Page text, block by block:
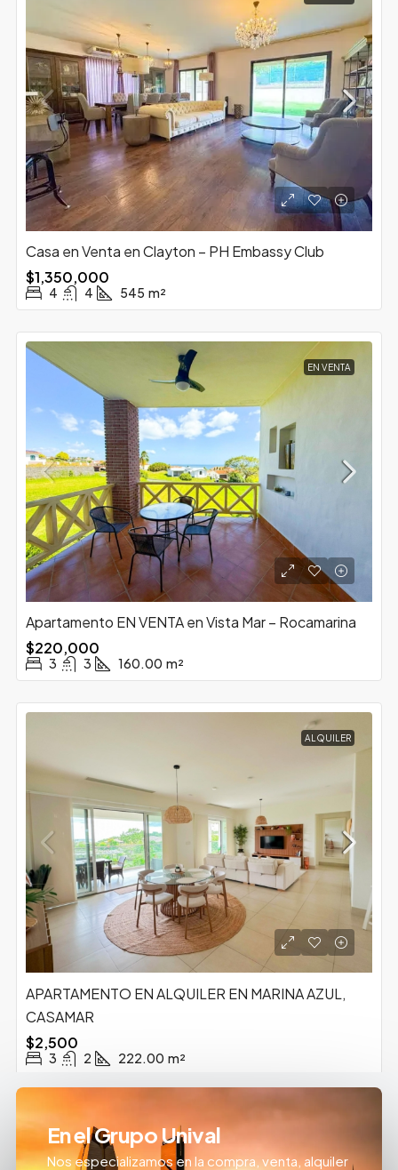
Casa en Venta en Clayton – PH Embassy Club
$1,350,000
4 4 545 m²
EN VENTA
Apartamento EN VENTA en Vista Mar – Rocamarina
$220,000
3 3 160.00 m²
ALQUILER
APARTAMENTO EN ALQUILER EN MARINA AZUL,
CASAMAR
$2,500
3 2 222.00 m²
En el Grupo Unival
Nos especializamos en la compra, venta, alquiler